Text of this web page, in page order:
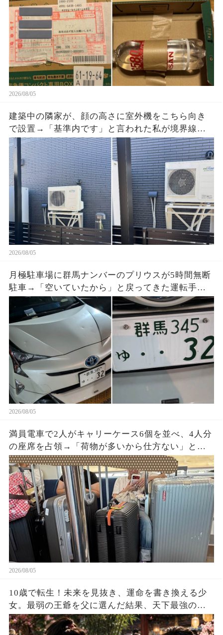
2026/08/05
建築中の隣家が、顔の高さに室外機をこちら向き
で設置→「基準内です」と言われた私が境界線と
排気方向の写真を送ると、現場監督が工事を止め
た
2026/08/05
月極駐車場に群馬ナンバーのプリウスが5時間無断
駐車→「空いていたから」と戻ってきた運転手
へ、防犯映像と駐車料金を見せると…
2026/08/05
満員電車で2人がキャリーケース6個を並べ、4人分
の座席を占領→「荷物が多いから仕方ない」と開
き直った直後、乗務員が車内を確認すると…
2026/08/05
10歳で転生！未来を見抜き、運命を書き換える少
女。最弱の王爺を父に選んだ結果、天下最強の皇
帝を育て上げた！